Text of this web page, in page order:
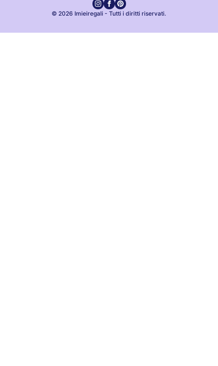
© 2026 Imieiregali - Tutti i diritti riservati.